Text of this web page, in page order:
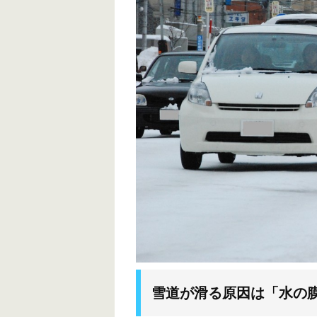
雪道が滑る原因は「水の